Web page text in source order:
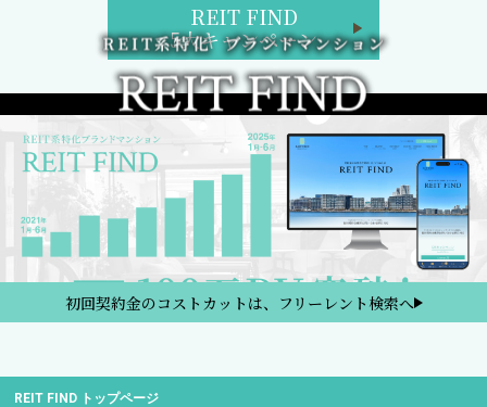
REIT FIND
5大キャンペーン
初回契約金のコストカットは、フリーレント検索へ
REIT FIND トップページ